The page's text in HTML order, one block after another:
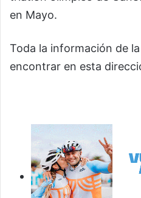
en Mayo.
Toda la información de
encontrar en esta